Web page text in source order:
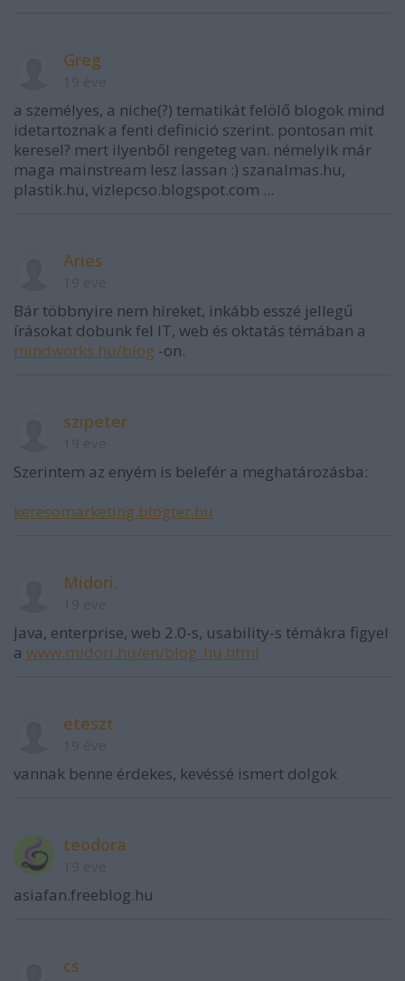
Greg
a személyes, a niche(?) tematikát felölő blogok mind
idetartoznak a fenti definició szerint. pontosan mit
keresel? mert ilyenből rengeteg van. némelyik már
maga mainstream lesz lassan :) szanalmas.hu,
plastik.hu, vizlepcso.blogspot.com ...
Aries
Bár többnyire nem híreket, inkább esszé jellegű
írásokat dobunk fel IT, web és oktatás témában a
mindworks.hu/blog -on.
szipeter
Szerintem az enyém is belefér a meghatározásba:
keresomarketing.blogter.hu
Midori.
Java, enterprise, web 2.0-s, usability-s témákra figyel
a www.midori.hu/en/blog_hu.html
eteszt
vannak benne érdekes, kevéssé ismert dolgok
teodora
asiafan.freeblog.hu
cs